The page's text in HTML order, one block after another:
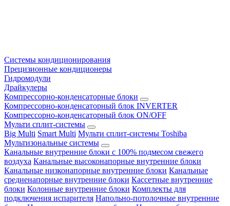
Системы кондиционирования
Прецизионные кондиционеры
Гидромодули
Драйкулеры
Компрессорно-конденсаторные блоки
Компрессорно-конденсаторный блок INVERTER
Компрессорно-конденсаторный блок ON/OFF
Мульти сплит-системы
Big Multi Smart Multi Мульти сплит-системы Toshiba
Мультизональные системы
Канальные внутренние блоки с 100% подмесом свежего
воздуха Канальные высоконапорные внутренние блоки
Канальные низконапорные внутренние блоки Канальные
средненапорные внутренние блоки Кассетные внутренние
блоки Колонные внутренние блоки Комплекты для
подключения испарителя Напольно-потолочные внутренние